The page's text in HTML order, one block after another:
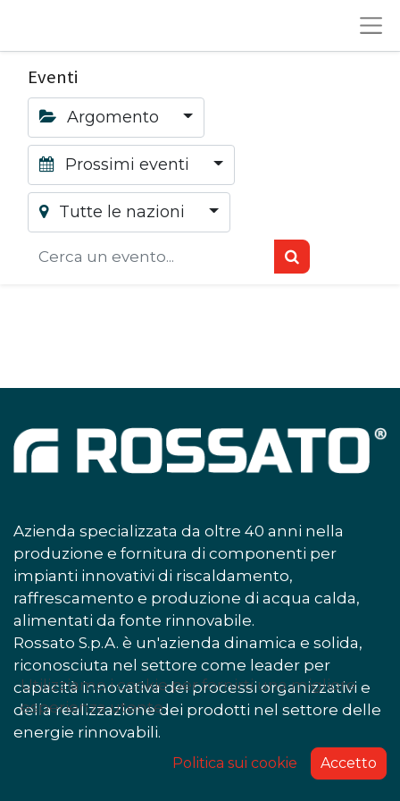
Eventi
Argomento
Prossimi eventi
Tutte le nazioni
Azienda specializzata da oltre 40 anni nella
produzione e fornitura di componenti per
impianti innovativi di riscaldamento,
raffrescamento e produzione di acqua calda,
alimentati da fonte rinnovabile.
Rossato S.p.A. è un'azienda dinamica e solida,
riconosciuta nel settore come leader per
capacità innovativa dei processi organizzativi e
della realizzazione dei prodotti nel settore delle
energie rinnovabili.
Utilizziamo i cookie per fornirti una migliore
esperienza utente.
Politica sui cookie Accetto